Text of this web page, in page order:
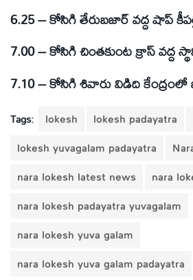
6.25 – కోసిగి తేరుబజార్ వద్ద షాప్
7.00 – కోసిగి చింతకుంట క్రాస్
7.10 – కోసిగి శివారు విడిది కేంద్రంలో
Tags: lokesh lokesh padayatra
lokesh yuvagalam padayatra
nara lokesh latest news
nara
nara lokesh padayatra yuvagalam
nara lokesh yuva galam
nara lokesh yuva galam padayatra